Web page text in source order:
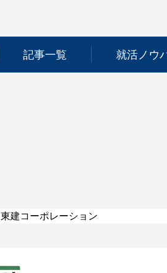
記事一覧 就活ノウ
東建コーポレーション